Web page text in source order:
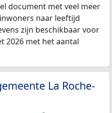
document met veel meer
naar leeftijd
zijn beschikbaar voor
2026 met het aantal
La Roche-